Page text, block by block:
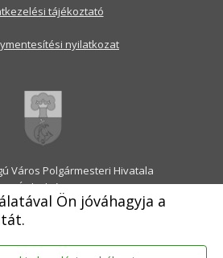
Ön jóváhagyja a
Város Polgármesteri Hivatala
Érd, Alsó utca 1.
2031 Érd, Pf.: 31
onkormanyzat@erd.hu
06-23-522-300
tájékoztató
nyilatkozat